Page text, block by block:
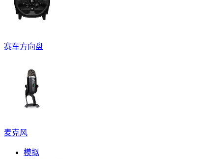
赛车方向盘
麦克风
模拟